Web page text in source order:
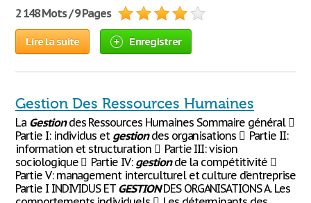
2 148 Mots / 9 Pages
Lire la suite Enregistrer
Gestion Des Ressources Humaines
La Gestiondes Ressources Humaines Sommaire général 
Partie I: individus et gestiondes organisations  Partie II:
information et structuration  Partie III: vision
sociologique  Partie IV: gestionde la compétitivité 
Partie V: management interculturel et culture d’entreprise
Partie I INDIVIDUS ET GESTIONDES ORGANISATIONS A. Les